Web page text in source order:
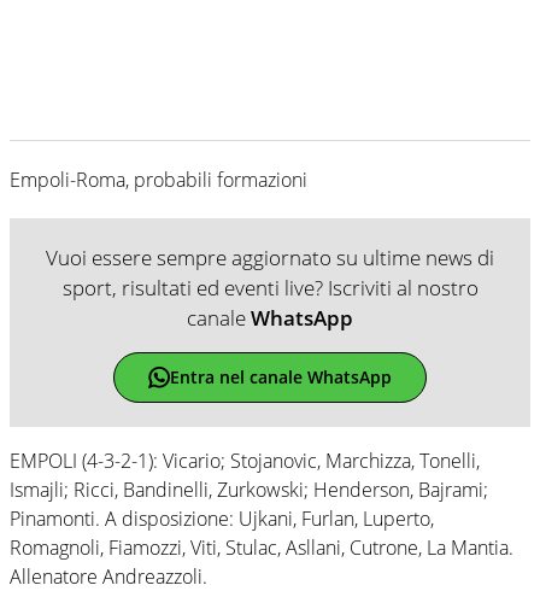
Empoli-Roma, probabili formazioni
Vuoi essere sempre aggiornato su ultime news di
sport, risultati ed eventi live? Iscriviti al nostro
canaleWhatsApp
Entra nel canale WhatsApp
EMPOLI (4-3-2-1): Vicario; Stojanovic, Marchizza, Tonelli,
Ismajli; Ricci, Bandinelli, Zurkowski; Henderson, Bajrami;
Pinamonti. A disposizione: Ujkani, Furlan, Luperto,
Romagnoli, Fiamozzi, Viti, Stulac, Asllani, Cutrone, La Mantia.
Allenatore Andreazzoli.